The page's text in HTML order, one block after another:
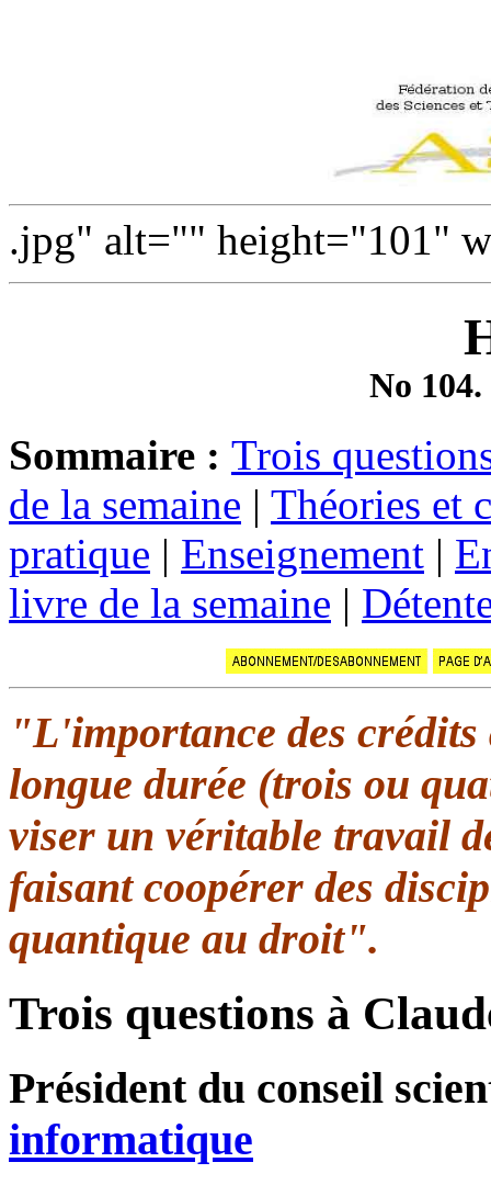
.jpg" alt="" height="101"
No
Sommaire : Trois
de la semaine | Théories et
pratique | Enseignement |
livre de la semaine |
"L'importance des
longue durée (trois ou
viser un véritable travail
faisant coopérer des
quantique au droit".
Trois questions à
Président du conseil
informatique